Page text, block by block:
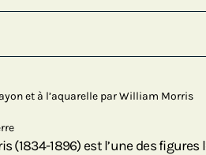
et à l’aquarelle par William Morris
(1834-1896) est l’une des figures